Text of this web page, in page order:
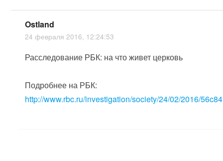
Ostland
24 февраля 2016, 12:24:53
Расследование РБК: на что живет церковь
Подробнее на РБК:
http://www.rbc.ru/investigation/society/24/02/2016/